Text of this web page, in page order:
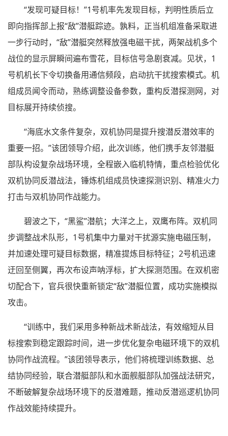
“发现可疑目标！”1号机率先发现目标，判明性质后立
即向指挥部上报“敌”潜艇踪迹。孰料，正当机组准备采取进
一步行动时，“敌”潜艇突然释放强电磁干扰，两架战机多个
战位的显示屏瞬间遍布雪花，目标信号急剧衰减。见状，1
号机机长下令切换备用通信频段，启动抗干扰搜索模式。机
组成员闻令而动，熟练调整设备参数，重构反潜探测网，对
目标展开持续侦搜。
“海底水文条件复杂，双机协同是提升搜潜反潜效率的
重要一招。”该团领导介绍，此次训练，他们携手友邻潜艇
部队构设复杂战场环境，全程嵌入临机特情，重点检验优化
双机协同反潜战法，锤炼机组成员快速探测识别、精准火力
打击与双机协同作战能力。
碧波之下，“黑鲨”潜航；大洋之上，双鹰布阵。双机同
步调整战术队形，1号机集中力量对干扰源实施电磁压制，
并加速处理可疑目标数据，精准提炼目标特征；2号机迅速
迂回至侧翼，再次布设声呐浮标，扩大探测范围。在双机密
切配合下，官兵很快重新锁定“敌”潜艇位置，成功实施模拟
攻击。
“训练中，我们采用多种新战术新战法，有效缩短从目
标搜索到稳定跟踪时间，进一步优化复杂电磁环境下的双机
协同作战流程。”该团领导表示，他们将梳理训练数据、总
结协同经验，联合潜艇部队和水面舰艇部队加强战法研究，
不断破解复杂战场环境下的反潜难题，推动反潜巡逻机协同
作战效能持续提升。